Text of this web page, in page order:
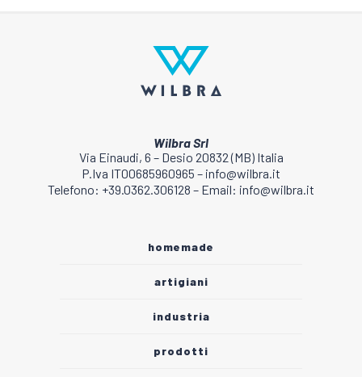
Wilbra Srl
Via Einaudi, 6 – Desio 20832 (MB) Italia
P.Iva IT00685960965 – info@wilbra.it
Telefono: +39.0362.306128 – Email: info@wilbra.it
homemade
artigiani
industria
prodotti